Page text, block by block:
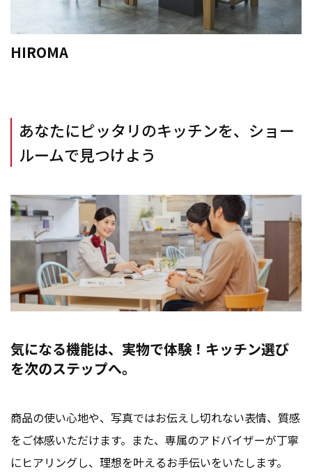
HIROMA
あなたにピッタリのキッチンを、ショー
ルームで見つけよう
気になる機能は、実物で体験！キッチン選び
を次のステップへ。
商品の使い心地や、写真ではお伝えし切れない表情、質感
をご体感いただけます。また、専属のアドバイザーが丁寧
にヒアリングし、理想を叶えるお手伝いをいたします。